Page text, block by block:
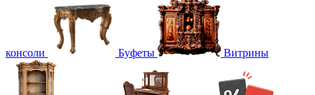
консоли Буфеты Витрины